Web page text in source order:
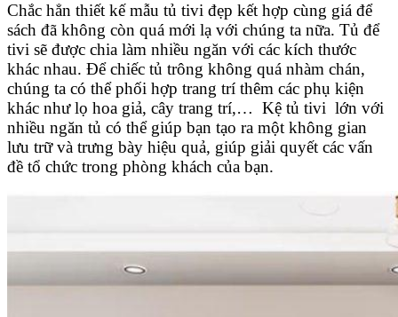
Chắc hẳn thiết kế mẫu tủ tivi đẹp kết hợp cùng giá để
sách đã không còn quá mới lạ với chúng ta nữa. Tủ để
tivi sẽ được chia làm nhiều ngăn với các kích thước
khác nhau. Để chiếc tủ trông không quá nhàm chán,
chúng ta có thể phối hợp trang trí thêm các phụ kiện
khác như lọ hoa giả, cây trang trí,… Kệ tủ tivi lớn với
nhiều ngăn tủ có thể giúp bạn tạo ra một không gian
lưu trữ và trưng bày hiệu quả, giúp giải quyết các vấn
đề tổ chức trong phòng khách của bạn.